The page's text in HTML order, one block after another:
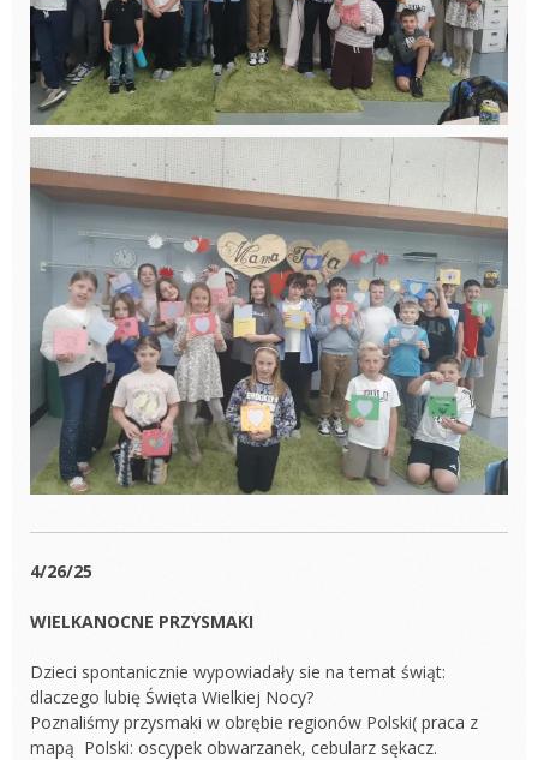
4/26/25
WIELKANOCNE PRZYSMAKI
Dzieci spontanicznie wypowiadały sie na temat świąt:
dlaczego lubię Święta Wielkiej Nocy?
Poznaliśmy przysmaki w obrębie regionów Polski( praca z
mapą Polski: oscypek obwarzanek, cebularz sękacz.